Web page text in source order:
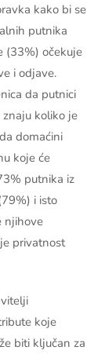
kako bi se
putnika
(33%) očekuje
i odjave.
da putnici
koliko je
domaćini
koje će
putnika iz
i isto
njihove
privatnost
koje
biti ključan za